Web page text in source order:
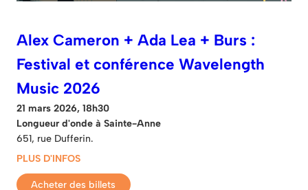
Alex Cameron + Ada Lea + Burs :
Festival et conférence Wavelength
Music 2026
21 mars 2026, 18h30
Longueur d'onde à Sainte-Anne
651, rue Dufferin.
PLUS D'INFOS
Acheter des billets